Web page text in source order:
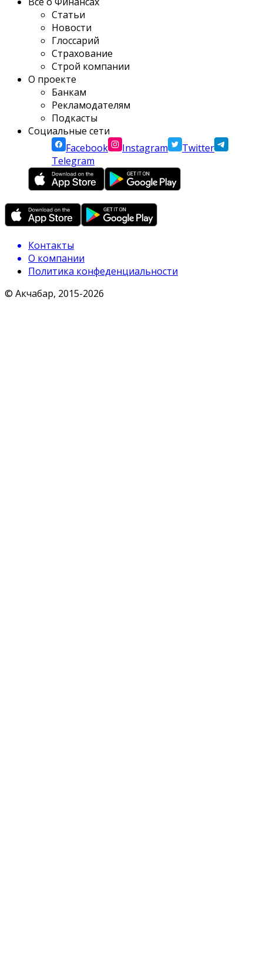
Статьи
Новости
Глоссарий
Страхование
Строй компании
О проекте
Банкам
Рекламодателям
Подкасты
Социальные сети
Facebook
Instagram
Twitter
Telegram
Контакты
О компании
Политика конфеденциальности
© Акчабар, 2015-2026